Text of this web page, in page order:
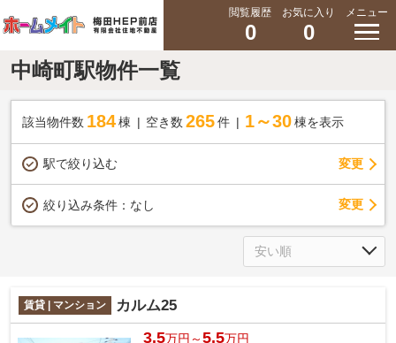
閲覧履歴
0
お気に入り
0
メニュー
中崎町駅物件一覧
該当物件数 184棟 空き数 265 件 1～30 棟を表示
駅で絞り込む 変更
絞り込み条件： なし 変更
賃貸 | マンション カルム25
3.5万円～5.5万円